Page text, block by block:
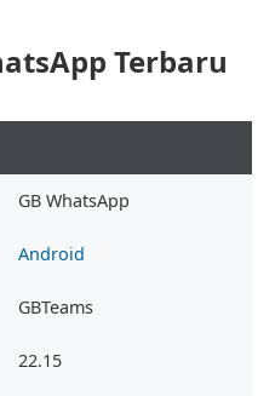
Terbaru
GB WhatsApp
Android
GBTeams
22.15